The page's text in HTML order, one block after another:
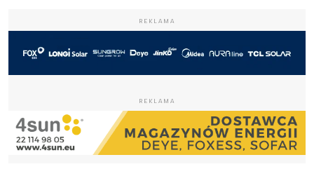
REKLAMA
REKLAMA